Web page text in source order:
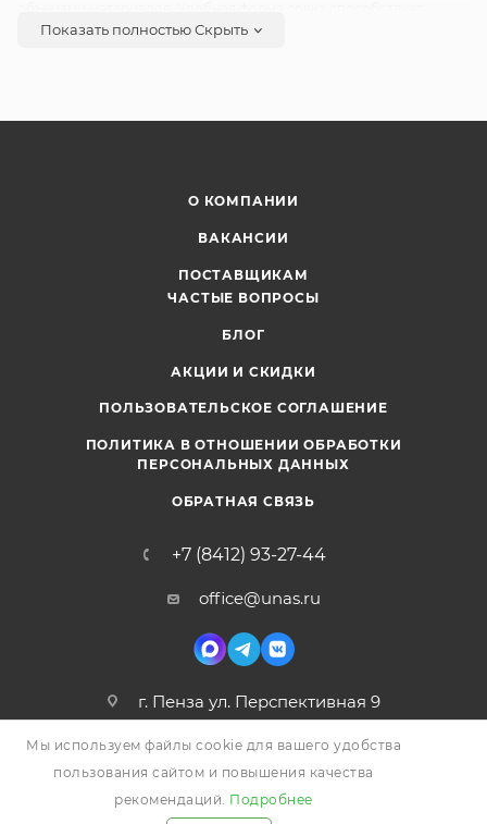
легкому заполнению и высыпанию содержимого. Совок
помощником в любом хозяйстве! Длина ручки: 100 см.
Показать полностьюСкрыть
О КОМПАНИИ
ВАКАНСИИ
ПОСТАВЩИКАМ
ЧАСТЫЕ ВОПРОСЫ
БЛОГ
АКЦИИ И СКИДКИ
ПОЛЬЗОВАТЕЛЬСКОЕ СОГЛАШЕНИЕ
ПОЛИТИКА В ОТНОШЕНИИ ОБРАБОТКИ
ПЕРСОНАЛЬНЫХ ДАННЫХ
ОБРАТНАЯ СВЯЗЬ
+7 (8412) 93-27-44
office@unas.ru
г. Пенза ул. Перспективная 9
Мы используем файлы cookie для вашего удобства
пользования сайтом и повышения качества
рекомендаций. Подробнее